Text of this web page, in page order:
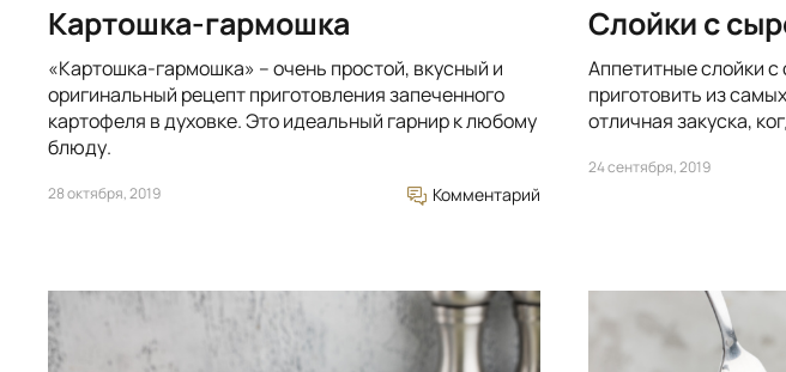
Картошка-гармошка
«Картошка-гармошка» – очень простой, вкусный и
оригинальный рецепт приготовления запеченного
картофеля в духовке. Это идеальный гарнир к любому
блюду.
28 октября, 2019 Комментарий
Слойки с
Аппетитные слойки с
приготовить из
отличная закуска,
24 сентября, 2019